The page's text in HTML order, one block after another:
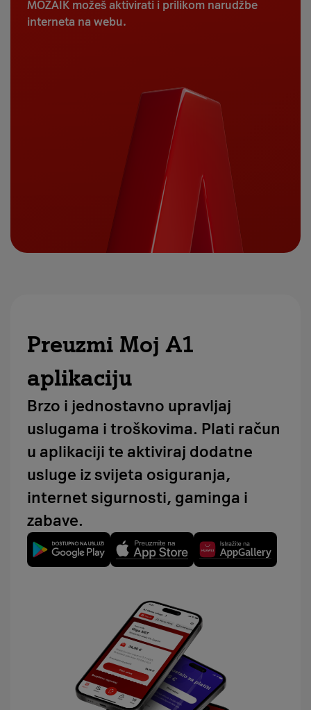
MOZAIK možeš aktivirati i prilikom narudžbe
interneta na webu.
Preuzmi Moj A1
aplikaciju
Brzo i jednostavno upravljaj
uslugama i troškovima. Plati račun
u aplikaciji te aktiviraj dodatne
usluge iz svijeta osiguranja,
internet sigurnosti, gaminga i
zabave.